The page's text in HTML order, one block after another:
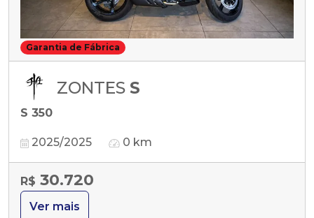
Garantia de Fábrica
ZONTES S
S 350
2025/2025 0 km
R$ 30.720
Ver mais